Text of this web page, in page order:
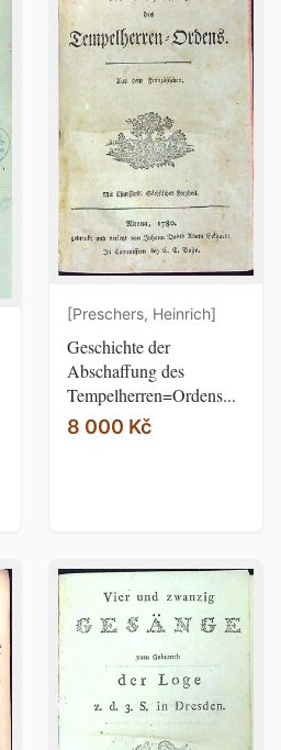
[Preschers, Heinrich]
Geschichte der
Abschaffung des
Tempelherren=Ordens...
8 000 Kč